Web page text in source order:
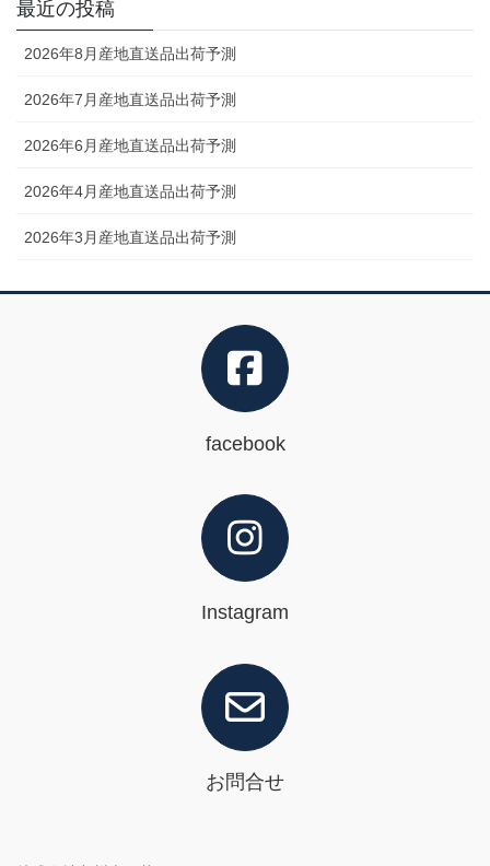
最近の投稿
2026年8月産地直送品出荷予測
2026年7月産地直送品出荷予測
2026年6月産地直送品出荷予測
2026年4月産地直送品出荷予測
2026年3月産地直送品出荷予測
facebook
Instagram
お問合せ